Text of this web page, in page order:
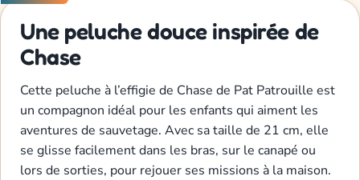
Une peluche douce inspirée de
Chase
Cette peluche à l’effigie de Chase de Pat Patrouille est
un compagnon idéal pour les enfants qui aiment les
aventures de sauvetage. Avec sa taille de 21 cm, elle
se glisse facilement dans les bras, sur le canapé ou
lors de sorties, pour rejouer ses missions à la maison.